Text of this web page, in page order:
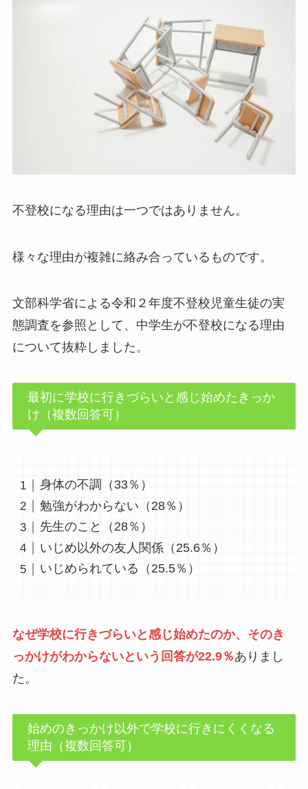
不登校になる理由は一つではありません。
様々な理由が複雑に絡み合っているものです。
文部科学省による令和２年度不登校児童生徒の実
態調査を参照として、中学生が不登校になる理由
について抜粋しました。
最初に学校に行きづらいと感じ始めたきっか
け（複数回答可）
身体の不調（33％）
勉強がわからない（28％）
先生のこと（28％）
いじめ以外の友人関係（25.6％）
いじめられている（25.5％）
なぜ学校に行きづらいと感じ始めたのか、そのき
っかけがわからないという回答が22.9％ありまし
た。
始めのきっかけ以外で学校に行きにくくなる
理由（複数回答可）